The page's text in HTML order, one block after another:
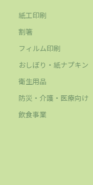
紙工印刷
割箸
フィルム印刷
おしぼり・紙ナプキン
衛生用品
防災・介護・医療向け
飲食事業